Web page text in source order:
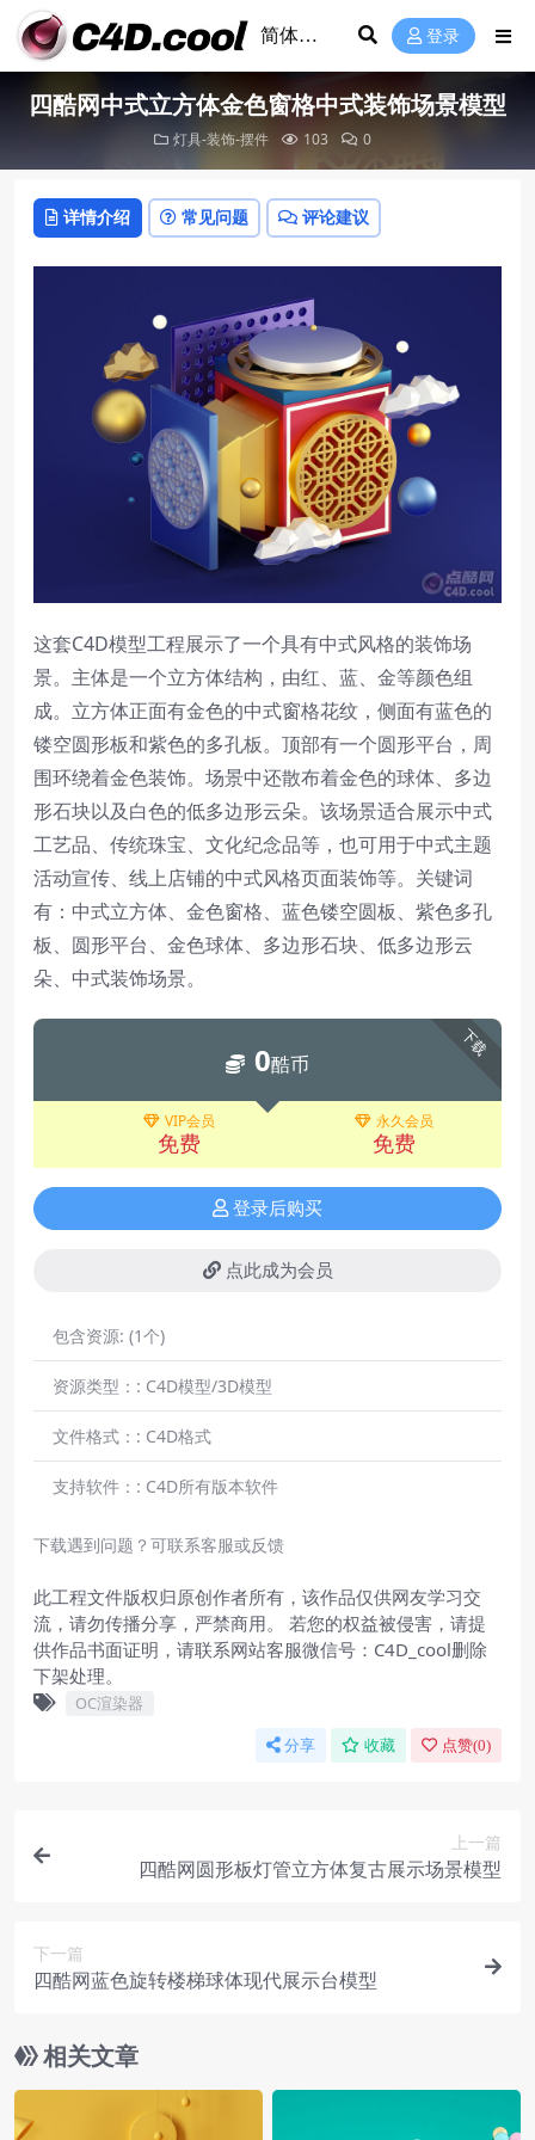
登录
四酷网中式立方体金色窗格中式装饰场景模型
灯具-装饰-摆件 103 0
详情介绍 常见问题 评论建议
这套C4D模型工程展示了一个具有中式风格的装饰场
景。主体是一个立方体结构，由红、蓝、金等颜色组
成。立方体正面有金色的中式窗格花纹，侧面有蓝色的
镂空圆形板和紫色的多孔板。顶部有一个圆形平台，周
围环绕着金色装饰。场景中还散布着金色的球体、多边
形石块以及白色的低多边形云朵。该场景适合展示中式
工艺品、传统珠宝、文化纪念品等，也可用于中式主题
活动宣传、线上店铺的中式风格页面装饰等。关键词
有：中式立方体、金色窗格、蓝色镂空圆板、紫色多孔
板、圆形平台、金色球体、多边形石块、低多边形云
朵、中式装饰场景。
下载
0酷币
VIP会员
免费
永久会员
免费
登录后购买
点此成为会员
包含资源: (1个)
资源类型：: C4D模型/3D模型
文件格式：: C4D格式
支持软件：: C4D所有版本软件
下载遇到问题？可联系客服或反馈
此工程文件版权归原创作者所有，该作品仅供网友学习交
流，请勿传播分享，严禁商用。 若您的权益被侵害，请提
供作品书面证明，请联系网站客服微信号：C4D_cool删除
下架处理。
OC渲染器
分享 收藏 点赞(0)
上一篇
四酷网圆形板灯管立方体复古展示场景模型
下一篇
四酷网蓝色旋转楼梯球体现代展示台模型
相关文章